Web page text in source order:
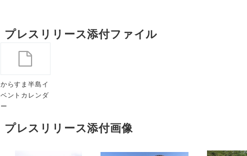
プレスリリース添付ファイル
からすま半島イ
ベントカレンダ
ー
プレスリリース添付画像